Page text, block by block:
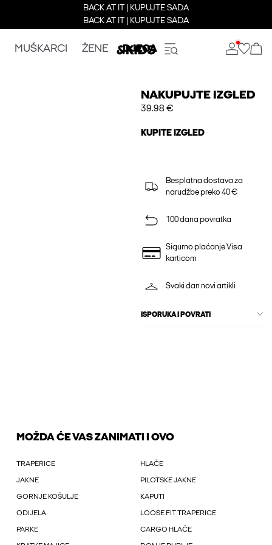
BACK AT IT | KUPUJTE SADA
BACK AT IT | KUPUJTE SADA
MUŠKARCI ŽENE DJECA
NAKUPUJTE IZGLED
39.98 €
KUPITE IZGLED
Besplatna dostava za
narudžbe preko 40 €
100 dana povratka
Sigurno plaćanje Visa
karticom
Svaki dan novi artikli
ISPORUKA I POVRATI
MOŽDA ĆE VAS ZANIMATI I OVO
TRAPERICE HLAČE
JAKNE PILOTSKE JAKNE
GORNJE KOŠULJE KAPUTI
ODIJELA LOOSE FIT TRAPERICE
PARKE CARGO HLAČE